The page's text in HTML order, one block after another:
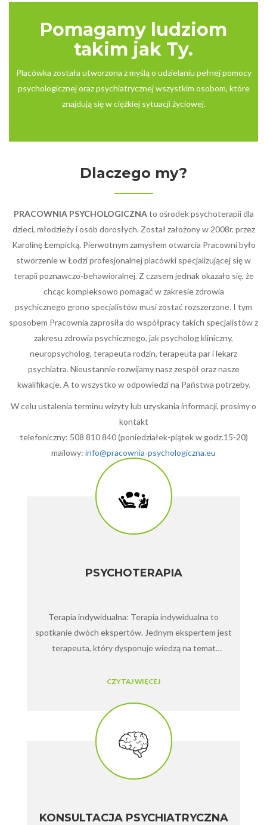
Pomagamy ludziom
takim jak Ty.
Placówka została utworzona z myślą o udzielaniu pełnej pomocy
psychologicznej oraz psychiatrycznej wszystkim osobom, które
znajdują się w ciężkiej sytuacji życiowej.
Dlaczego my?
PRACOWNIA PSYCHOLOGICZNAto ośrodek psychoterapii dla
dzieci, młodzieży i osób dorosłych. Został założony w 2008r. przez
Karolinę Łempicką. Pierwotnym zamysłem otwarcia Pracowni było
stworzenie w Łodzi profesjonalnej placówki specjalizującej się w
terapii poznawczo-behawioralnej. Z czasem jednak okazało się, że
chcąc kompleksowo pomagać w zakresie zdrowia
psychicznego grono specjalistów musi zostać rozszerzone. I tym
sposobem Pracownia zaprosiła do współpracy takich specjalistów z
zakresu zdrowia psychicznego, jak psycholog kliniczny,
neuropsycholog, terapeuta rodzin, terapeuta par i lekarz
psychiatra. Nieustannie rozwijamy nasz zespół oraz nasze
kwalifikacje. A to wszystko w odpowiedzi na Państwa potrzeby.
W celu ustalenia terminu wizyty lub uzyskania informacji, prosimy o
kontakt
telefoniczny: 508 810 840 (poniedziałek-piątek w godz.15-20)
mailowy: info@pracownia-psychologiczna.eu
PSYCHOTERAPIA
Terapia indywidualna: Terapia indywidualna to
spotkanie dwóch ekspertów. Jednym ekspertem jest
terapeuta, który dysponuje wiedzą na temat
oraz metod, za pomocą których można sobie z tymi
CZYTAJ WIĘCEJ
KONSULTACJA PSYCHIATRYCZNA